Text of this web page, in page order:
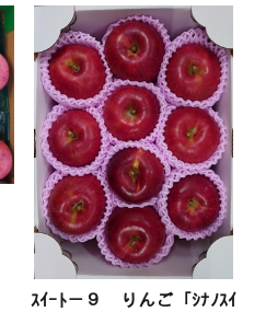
ｽｲｰﾄ－９ りんご「ｼﾅﾉｽｲ